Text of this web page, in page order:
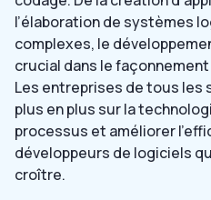
l’élaboration de systèmes
complexes, le
crucial dans le
Les entreprises de tous les
plus en plus sur la
processus et améliorer
développeurs de logiciels
croître.